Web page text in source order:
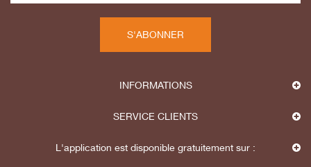
S'ABONNER
INFORMATIONS
SERVICE CLIENTS
L'application est disponible gratuitement sur :